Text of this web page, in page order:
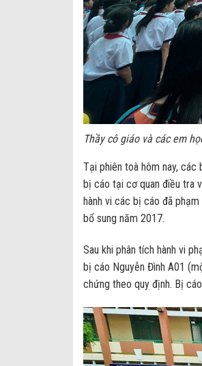
Thầy cô giáo và các em
Tại phiên toà hôm nay, các
bị cáo tại cơ quan điều tra
hành vi các bị cáo đã
bổ sung năm 2017.
Sau khi phân tích hành vi
bị cáo Nguyễn Đình A01
chứng theo quy định. Bị